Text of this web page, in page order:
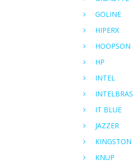
GOLINE
HIPERX
HOOPSON
HP
INTEL
INTELBRAS
IT BLUE
JAZZER
KINGSTON
KNUP